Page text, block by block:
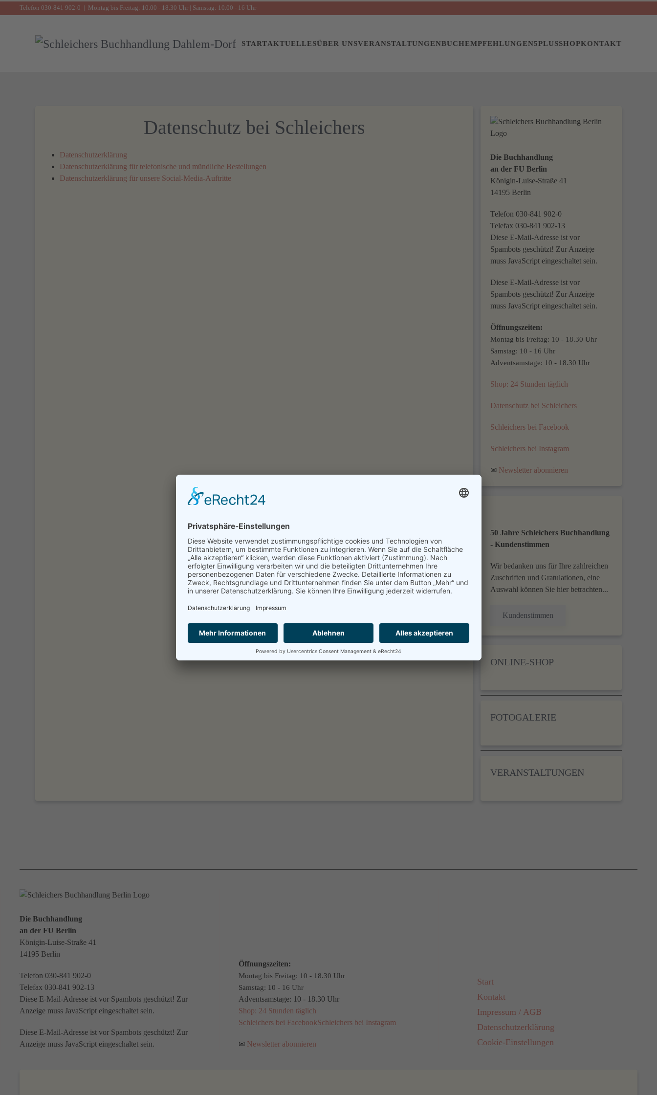
Telefon 030-841 902-0 | Montag bis Freitag: 10.00 - 18.30 Uhr | Samstag: 10.00 - 16 Uhr
STARTAKTUELLESÜBER UNSVERANSTALTUNGENBUCHEMPFEHLUNGEN5PLUSSHOPKONTAKT
Datenschutz bei Schleichers
Datenschutzerklärung
Datenschutzerklärung für telefonische und mündliche Bestellungen
Datenschutz­erklärung für unsere Social-Media-Auftritte
Die Buchhandlung
an der FU Berlin
Königin-Luise-Straße 41
14195 Berlin
Telefon 030-841 902-0
Telefax 030-841 902-13
Diese E-Mail-Adresse ist vor
Spambots geschützt! Zur Anzeige
muss JavaScript eingeschaltet sein.
Diese E-Mail-Adresse ist vor
Spambots geschützt! Zur Anzeige
muss JavaScript eingeschaltet sein.
Öffnungszeiten:
Montag bis Freitag: 10 - 18.30 Uhr
Samstag: 10 - 16 Uhr
Adventsamstage: 10 - 18.30 Uhr
Shop: 24 Stunden täglich
Datenschutz bei Schleichers
Schleichers bei Facebook
Schleichers bei Instagram
✉ Newsletter abonnieren
50 Jahre Schleichers Buchhandlung
- Kundenstimmen
Wir bedanken uns für Ihre zahlreichen
Zuschriften und Gratulationen, eine
Auswahl können Sie hier betrachten...
Kundenstimmen
ONLINE-SHOP
FOTOGALERIE
VERANSTALTUNGEN
Die Buchhandlung
an der FU Berlin
Königin-Luise-Straße 41
14195 Berlin
Telefon 030-841 902-0
Telefax 030-841 902-13
Diese E-Mail-Adresse ist vor Spambots geschützt! Zur
Anzeige muss JavaScript eingeschaltet sein.
Diese E-Mail-Adresse ist vor Spambots geschützt! Zur
Anzeige muss JavaScript eingeschaltet sein.
Öffnungszeiten:
Montag bis Freitag: 10 - 18.30 Uhr
Samstag: 10 - 16 Uhr
Adventsamstage: 10 - 18.30 Uhr
Shop: 24 Stunden täglich
Schleichers bei FacebookSchleichers bei Instagram
✉ Newsletter abonnieren
Start
Kontakt
Impressum / AGB
Datenschutzerklärung
Cookie-Einstellungen